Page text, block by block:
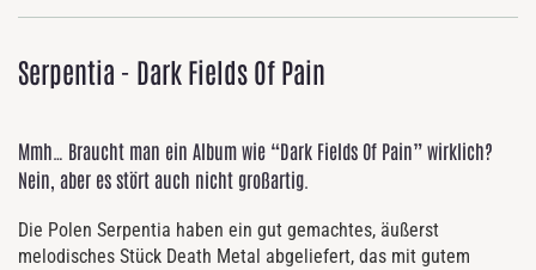
Serpentia - Dark Fields Of Pain
Mmh… Braucht man ein Album wie “Dark Fields Of Pain” wirklich?
Nein, aber es stört auch nicht großartig.
Die Polen Serpentia haben ein gut gemachtes, äußerst
melodisches Stück Death Metal abgeliefert, das mit gutem